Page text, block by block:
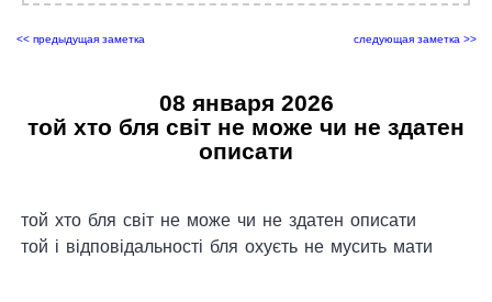
<< предыдущая заметка следующая заметка >>
08 января 2026
той хто бля світ не може чи не здатен
описати
той хто бля світ не може чи не здатен описати
той і відповідальності бля охуєть не мусить мати